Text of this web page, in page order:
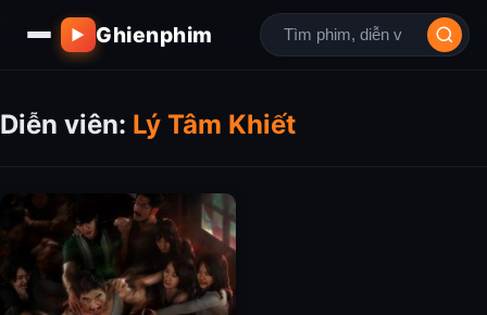
▶ Ghienphim
Diễn viên: Lý Tâm Khiết